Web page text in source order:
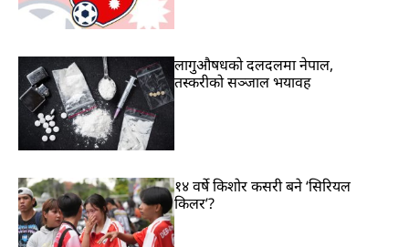
लागुऔषधको दलदलमा नेपाल,
तस्करीको सञ्जाल भयावह
१४ वर्षे किशोर कसरी बने ‘सिरियल
किलर’?